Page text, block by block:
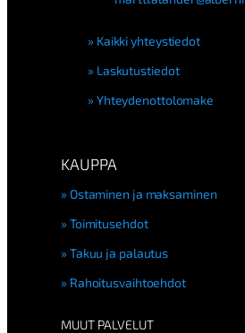
Kaikki yhteystiedot
Laskutustiedot
Yhteydenottolomake
KAUPPA
Ostaminen ja maksaminen
Toimitusehdot
Takuu ja palautus
Rahoitusvaihtoehdot
MUUT PALVELUT